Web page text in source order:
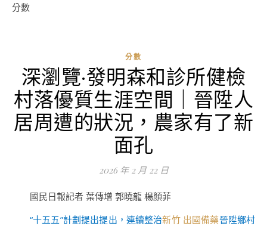
分數
分數
深瀏覽·發明森和診所健檢
村落優質生涯空間｜晉陞人
居周遭的狀況，農家有了新
面孔
2026 年 2 月 22 日
國民日報記者 葉傳增 郭曉龍 楊顏菲
“十五五”計劃提出提出，連續整治新竹 出國備藥晉陞鄉村
評
論